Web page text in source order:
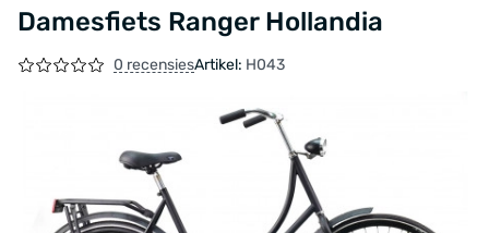
Damesfiets Ranger Hollandia
0 recensiesArtikel: H043